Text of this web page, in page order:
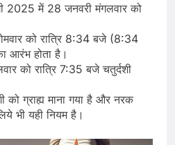
2025 में 28 जनवरी मंगलवार को
को रात्रि 8:34 बजे (8:34
आरंभ होता है।
को रात्रि 7:35 बजे चतुर्दशी
को ग्राह्य माना गया है और नरक
भी यही नियम है।